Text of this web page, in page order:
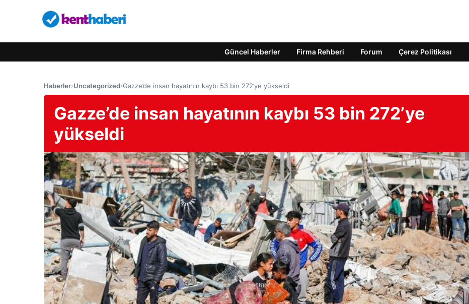
Güncel Haberler Firma Rehberi Forum Çerez Politikası
Haberler›Uncategorized›Gazze’de insan hayatının kaybı 53 bin 272’ye yükseldi
Gazze’de insan hayatının kaybı 53 bin 272’ye
yükseldi